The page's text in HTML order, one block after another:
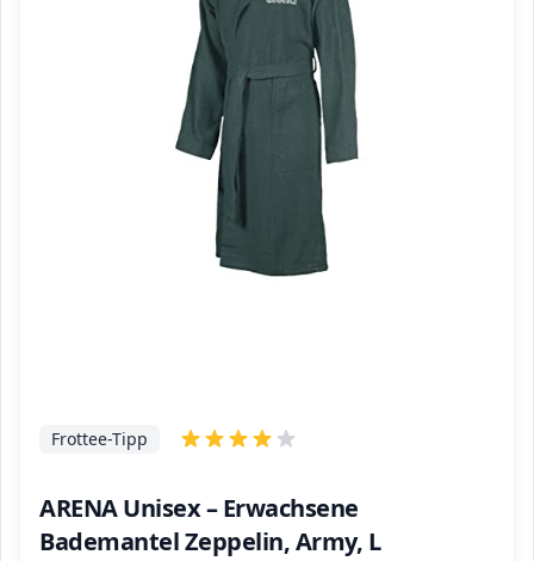
ARENA Unisex – Erwachsene
Bademantel Zeppelin, Army, L
Frottee-Tipp